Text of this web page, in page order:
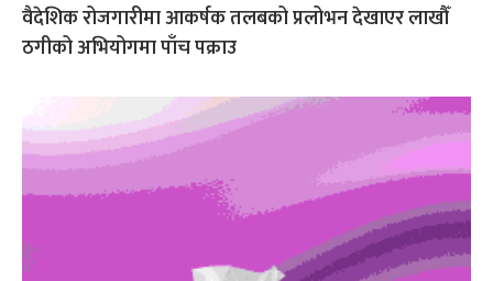
वैदेशिक रोजगारीमा आकर्षक तलबको प्रलोभन देखाएर लाखौँ
ठगीको अभियोगमा पाँच पक्राउ